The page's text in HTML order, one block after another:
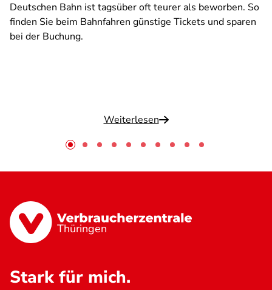
Deutschen Bahn ist tagsüber oft teurer als beworben. So
finden Sie beim Bahnfahren günstige Tickets und sparen
bei der Buchung.
Weiterlesen
Thüringen
Stark für mich.